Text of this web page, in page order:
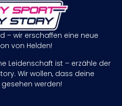
– wir erschaffen eine neue
von Helden!
Leidenschaft ist – erzähle der
Wir wollen, dass deine
werden!